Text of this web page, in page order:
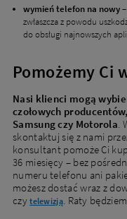
wymień telefon na nowy
zwłaszcza z powodu
do obsługi najnowszych
Pomożemy Ci
Nasi klienci mogą
czołowych
Samsung czy Motorola
skontaktuj się z nami
konsultant pomoże Ci
36 miesięcy – bez
numeru telefonu ani
możesz dostać wraz z
czytelewizją. Raty